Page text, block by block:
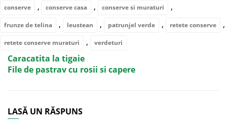
conserve , conserve casa , conserve si muraturi ,
frunze de telina , leustean , patrunjel verde , retete conserve ,
retete conserve muraturi , verdeturi
Caracatita la tigaie
File de pastrav cu rosii si capere
LASĂ UN RĂSPUNS